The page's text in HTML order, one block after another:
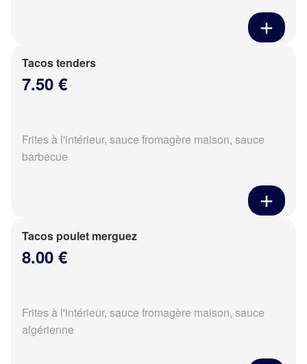
Tacos tenders
7.50 €
Frites à l'intérieur, sauce fromagère maison, sauce
barbecue
Tacos poulet merguez
8.00 €
Frites à l'intérieur, sauce fromagère maison, sauce
algérienne